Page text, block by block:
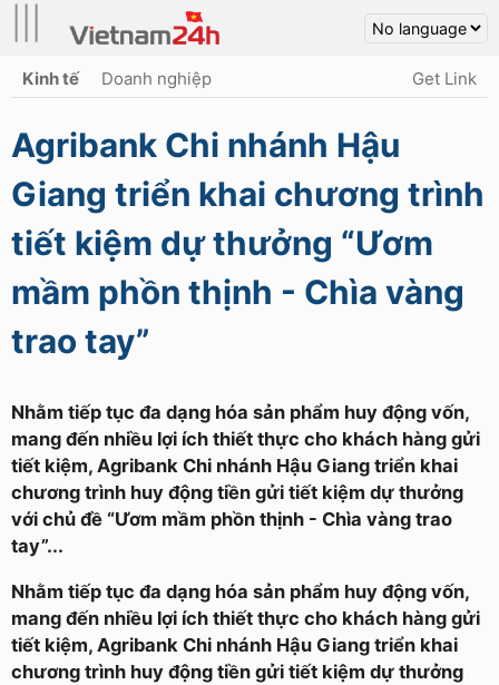
Kinh tế Doanh nghiệp Get Link
Agribank Chi nhánh Hậu
Giang triển khai chương trình
tiết kiệm dự thưởng “Ươm
mầm phồn thịnh - Chìa vàng
trao tay”
Nhằm tiếp tục đa dạng hóa sản phẩm huy động vốn,
mang đến nhiều lợi ích thiết thực cho khách hàng gửi
tiết kiệm, Agribank Chi nhánh Hậu Giang triển khai
chương trình huy động tiền gửi tiết kiệm dự thưởng
với chủ đề “Ươm mầm phồn thịnh - Chìa vàng trao
tay”...
Nhằm tiếp tục đa dạng hóa sản phẩm huy động vốn,
mang đến nhiều lợi ích thiết thực cho khách hàng gửi
tiết kiệm, Agribank Chi nhánh Hậu Giang triển khai
chương trình huy động tiền gửi tiết kiệm dự thưởng